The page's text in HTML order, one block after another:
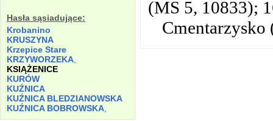
Hasła sąsiadujące:
Krobanino
KRUSZYNA
Krzepice Stare
KRZYWORZEKA
KSIĄŻENICE
KURÓW
KUŹNICA
KUŹNICA BLEDZIANOWSKA
KUŹNICA BOBROWSKA
(MS 5, 10833);
Cmentarzysko